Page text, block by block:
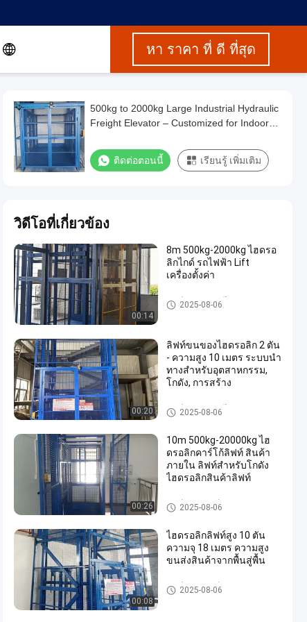
หา ราคา ที่ ดี ที่สุด
500kg to 2000kg Large Industrial Hydraulic
Freight Elevator – Customized for Indoor
ติดต่อตอนนี้ เรียนรู้ เพิ่มเติม
วิดีโอที่เกี่ยวข้อง
00:14
8m 500kg-2000kg ไฮดรอ
ลิกไกด์ รถไฟฟ้า Lift
เครื่องตั้งค่า
ลิฟต์ขนส่งสินค้าไฮดรอลิค
2025-08-06
00:20
ลิฟท์ขนของไฮดรอลิก 2 ตัน
- ความสูง 10 เมตร ระบบนํา
ทางสําหรับอุตสาหกรรม,
โกดัง, การสร้าง
ลิฟต์ขนส่งสินค้าไฮดรอลิค
2025-08-06
00:26
10m 500kg-20000kg ไฮ
ดรอลิกคาร์โก้ลิฟท์ สินค้า
ภายใน ลิฟท์สําหรับโกดัง
ไฮดรอลิกสินค้าลิฟท์
ลิฟท์แพลตฟอร์มการขนส่งสินค้า
2025-08-06
00:08
ไฮดรอลิกลิฟท์สูง 10 ตัน
ความจุ 18 เมตร ความสูง
ขนส่งสินค้าจากพื้นสู่พื้น
ลิฟท์แพลตฟอร์มการขนส่งสินค้า
2025-08-06